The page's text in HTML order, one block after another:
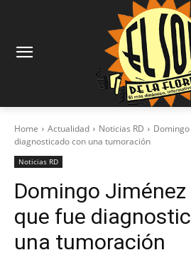
Home Actualidad Noticias RD
diagnosticado con una tumoración
Noticias RD
Domingo
que fue
una tumoración